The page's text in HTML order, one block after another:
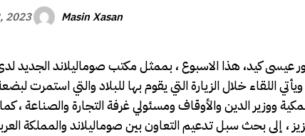
2023 Masin Xasan
عيسى كيد، هذا الاسبوع ، بممثل مكتب صوماليلاند الجديد
اللقاء خلال الزيارة التي يقوم بها للبلاد والتي استمرت
ووزير الدين والأوقاف ومسئولي غرفة التجارة والصناعة ،
، إلى بحث سبل تدعيم التعاون بين صوماليلاند والمملكة